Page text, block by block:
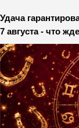
Удача
7 августа - что